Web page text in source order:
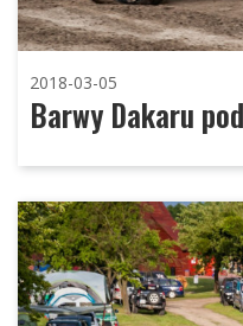
2018-03-05
Barwy Dakaru